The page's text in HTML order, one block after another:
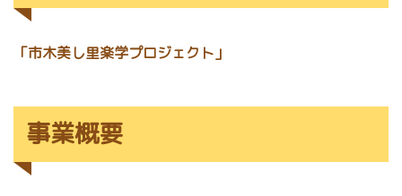
「市木美し里楽学プロジェクト」
事業概要